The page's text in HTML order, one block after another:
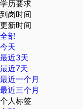
学历要求
到岗时间
更新时间
全部
今天
最近3天
最近7天
最近一个月
最近三个月
个人标签